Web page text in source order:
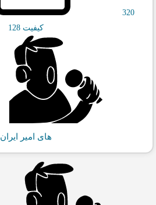
320
کیفیت 128
های امیر ایران